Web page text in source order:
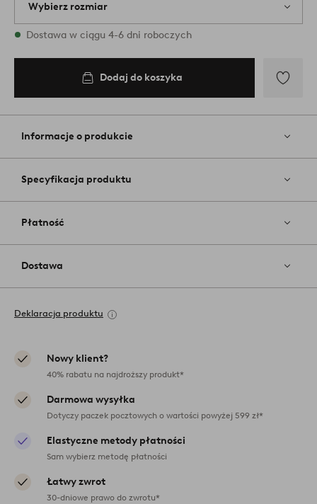
Wybierz rozmiar
{variants} rozmiary są dostępne w magazynie
Dostawa w ciągu 4-6 dni roboczych
Dodaj do koszyka
do
Informacje o produkcie
Specyfikacja produktu
Płatność
Dostawa
Deklaracja produktu
Nowy klient?
40% rabatu na najdroższy produkt*
Darmowa wysyłka
Dotyczy paczek pocztowych o wartości powyżej 599 zł*
Elastyczne metody płatności
Sam wybierz metodę płatności
Łatwy zwrot
30-dniowe prawo do zwrotu*